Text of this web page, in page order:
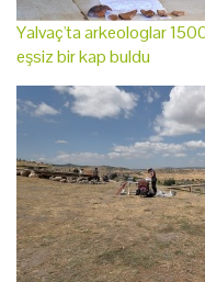
Yalvaç'ta arkeologlar
eşsiz bir kap buldu